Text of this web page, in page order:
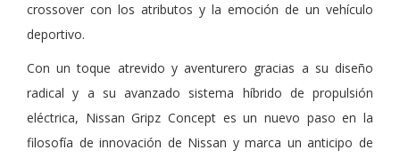
crossover con los atributos y la emoción de un vehículo
deportivo.
Con un toque atrevido y aventurero gracias a su diseño
radical y a su avanzado sistema híbrido de propulsión
eléctrica, Nissan Gripz Concept es un nuevo paso en la
filosofía de innovación de Nissan y marca un anticipo de